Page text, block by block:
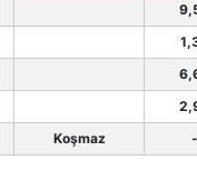
Koşmaz -